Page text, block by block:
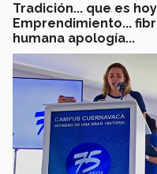
Tradición... que es
Emprendimiento...
humana apología...